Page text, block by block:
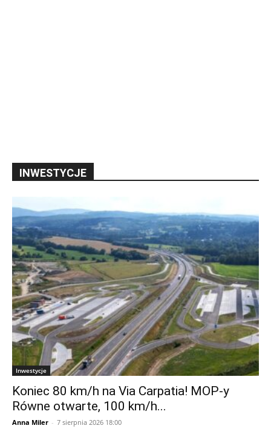
INWESTYCJE
Inwestycje
Koniec 80 km/h na Via Carpatia! MOP-y
Równe otwarte, 100 km/h...
Anna Miler - 7 sierpnia 2026 18:00